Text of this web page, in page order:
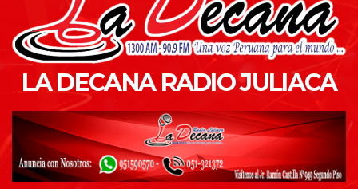
LA DECANA RADIO JULIACA